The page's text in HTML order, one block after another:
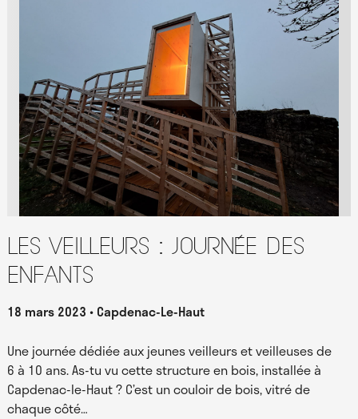
Les Veilleurs : journée des
enfants
18 mars 2023 Capdenac-Le-Haut
Une journée dédiée aux jeunes veilleurs et veilleuses de
6 à 10 ans. As-tu vu cette structure en bois, installée à
Capdenac-le-Haut ? C’est un couloir de bois, vitré de
chaque côté…